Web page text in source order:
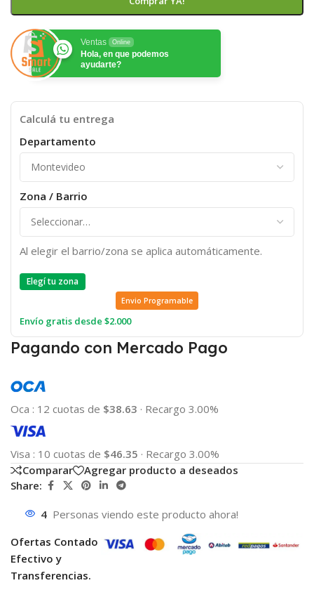
Ventas Online
Hola, en que podemos
ayudarte?
Calculá tu entrega
Departamento
Zona / Barrio
Al elegir el barrio/zona se aplica automáticamente.
Elegí tu zona
Envio Programable
Envío gratis desde $2.000
Pagando con Mercado Pago
Oca : 12 cuotas de $38.63 · Recargo 3.00%
Visa : 10 cuotas de $46.35 · Recargo 3.00%
Comparar
Agregar producto a deseados
Share:
4 Personas viendo este producto ahora!
Ofertas Contado
Efectivo y
Transferencias.